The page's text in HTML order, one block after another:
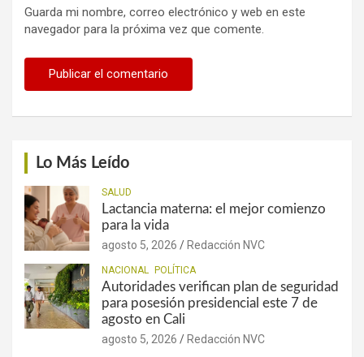
Guarda mi nombre, correo electrónico y web en este
navegador para la próxima vez que comente.
Lo Más Leído
SALUD
Lactancia materna: el mejor comienzo
para la vida
agosto 5, 2026 Redacción NVC
NACIONAL POLÍTICA
Autoridades verifican plan de seguridad
para posesión presidencial este 7 de
agosto en Cali
agosto 5, 2026 Redacción NVC